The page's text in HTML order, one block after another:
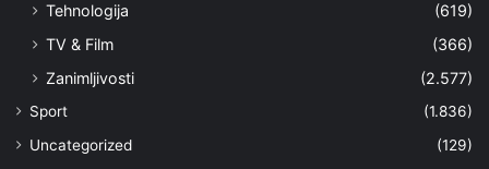
Tehnologija
(619)
TV & Film
(366)
Zanimljivosti
(2.577)
Sport
(1.836)
Uncategorized
(129)